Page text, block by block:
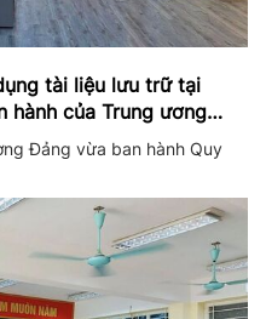
tài liệu lưu trữ tại
hành của Trung ương
Đảng
Đảng vừa ban hành Quy